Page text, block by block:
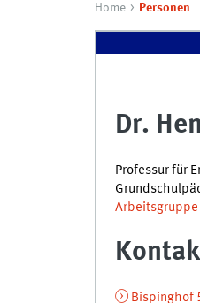
Home Personen
Dr.
Professur für
Bispinghof